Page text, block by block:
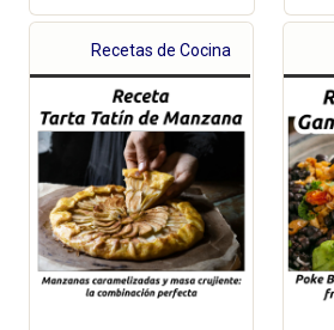
Recetas de Cocina